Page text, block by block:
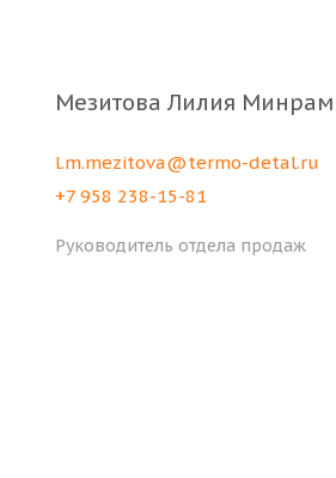
Мезитова Лилия
l.m.mezitova@termo-detal.ru
+7 958 238-15-81
Руководитель отдела продаж